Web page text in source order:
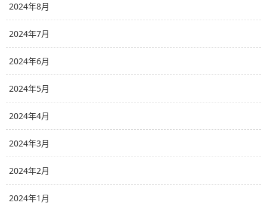
2024年8月
2024年7月
2024年6月
2024年5月
2024年4月
2024年3月
2024年2月
2024年1月